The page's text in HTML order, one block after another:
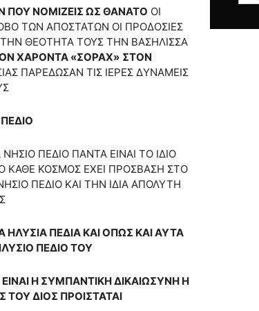
ΠΟΥ ΝΟΜΙΖΕΙΣ ΩΣ ΘΑΝΑΤΟ ΟΙ
ΤΩΝ ΑΠΟΣΤΑΤΩΝ ΟΙ ΠΡΟΔΟΣΙΕΣ
ΘΕΟΤΗΤΑ ΤΟΥΣ ΤΗΝ ΒΑΣΗΛΙΣΣΑ
ΧΑΡΟΝΤΑ «ΣΟΡΑΧ» ΣΤΟΝ
ΠΑΡΕΔΩΣΑΝ ΤΙΣ ΙΕΡΕΣ ΔΥΝΑΜΕΙΣ
ΠΕΔΙΟ ΠΑΝΤΑ ΕΙΝΑΙ ΤΟ ΙΔΙΟ
ΚΑΘΕ ΚΟΣΜΟΣ ΕΧΕΙ ΠΡΟΣΒΑΣΗ ΣΤΟ
ΠΕΔΙΟ ΚΑΙ ΤΗΝ ΙΔΙΑ ΑΠΟΛΥΤΗ
ΗΛΥΣΙΑ ΠΕΔΙΑ ΚΑΙ ΟΠΩΣ ΚΑΙ ΑΥΤΑ
ΠΕΔΙΟ ΤΟΥ
Η ΣΥΜΠΑΝΤΙΚΗ ΔΙΚΑΙΩΣΥΝΗ Η
ΔΙΟΣ ΠΡΟΙΣΤΑΤΑΙ